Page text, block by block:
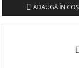
ADAUGĂ ÎN COŞ